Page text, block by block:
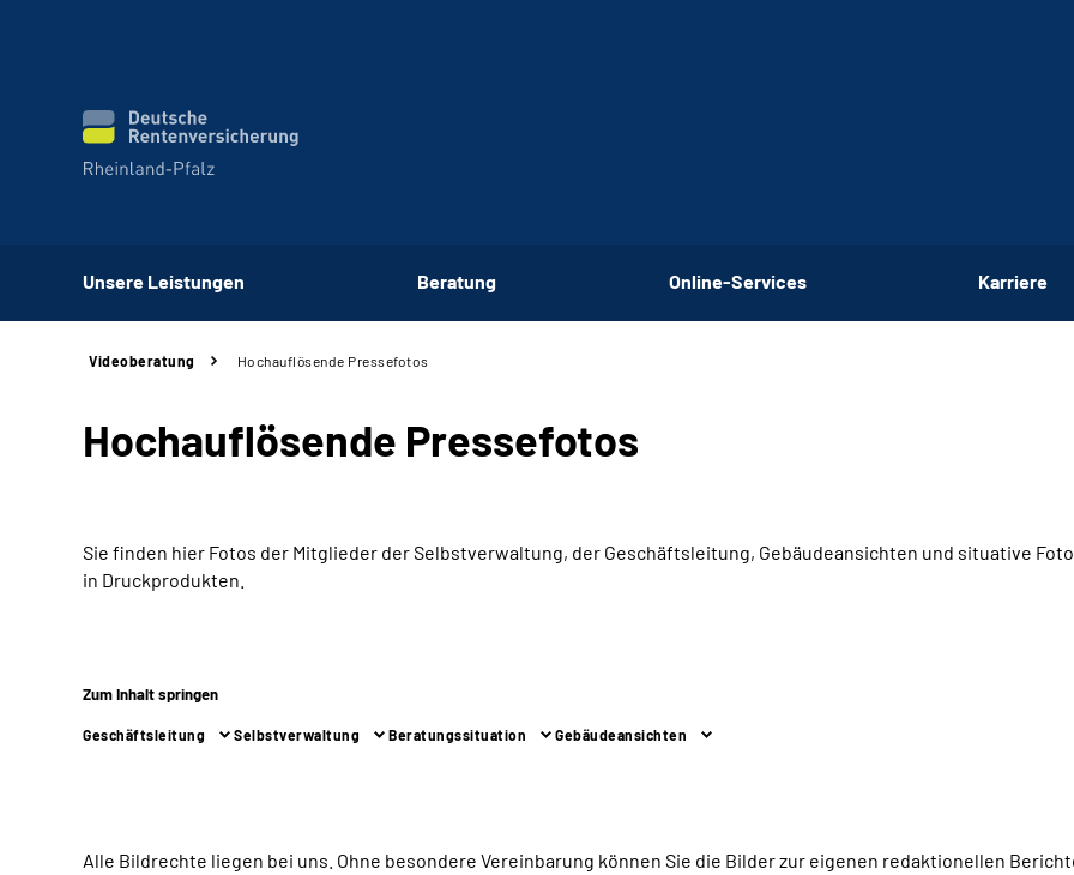
Unsere Leistungen Beratung Online-Services Karriere
Videoberatung Hochauflösende Pressefotos
Hochauflösende Pressefotos
Sie finden hier Fotos der Mitglieder der Selbstverwaltung, der Geschäftsleitung, Gebäudeansichten und situative
in Druckprodukten.
Zum Inhalt springen
Geschäftsleitung Selbstverwaltung Beratungssituation Gebäudeansichten
Alle Bildrechte liegen bei uns. Ohne besondere Vereinbarung können Sie die Bilder zur eigenen redaktionellen